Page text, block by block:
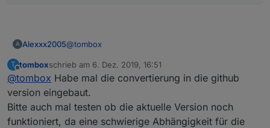
A Alexxx2005@tombox
ok schon wieder was gelernt :-)
ja wenn man Open Street Map machen will braucht
man es.
Grüße Alex
T
Offline
tomboxschrieb am 6. Dez. 2019, 16:51
zuletzt editiert von
@tombox Habe mal die convertierung in die github
version eingebaut.
Bitte auch mal testen ob die aktuelle Version noch
funktioniert, da eine schwierige Abhängigkeit für die